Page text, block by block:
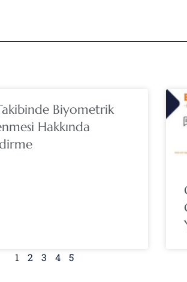
Biyometrik
Hakkında
1 2 3 4 5